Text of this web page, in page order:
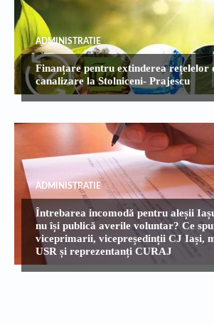
ADMINISTRATIE
Finanțare pentru extinderea rețelelor
canalizare la Stolniceni- Prajescu
ADMINISTRATIE
Întrebarea incomodă pentru aleșii
nu își publică averile voluntar? Ce
viceprimarii, vicepreședinții CJ Iași,
USR și reprezentanți CURAJ